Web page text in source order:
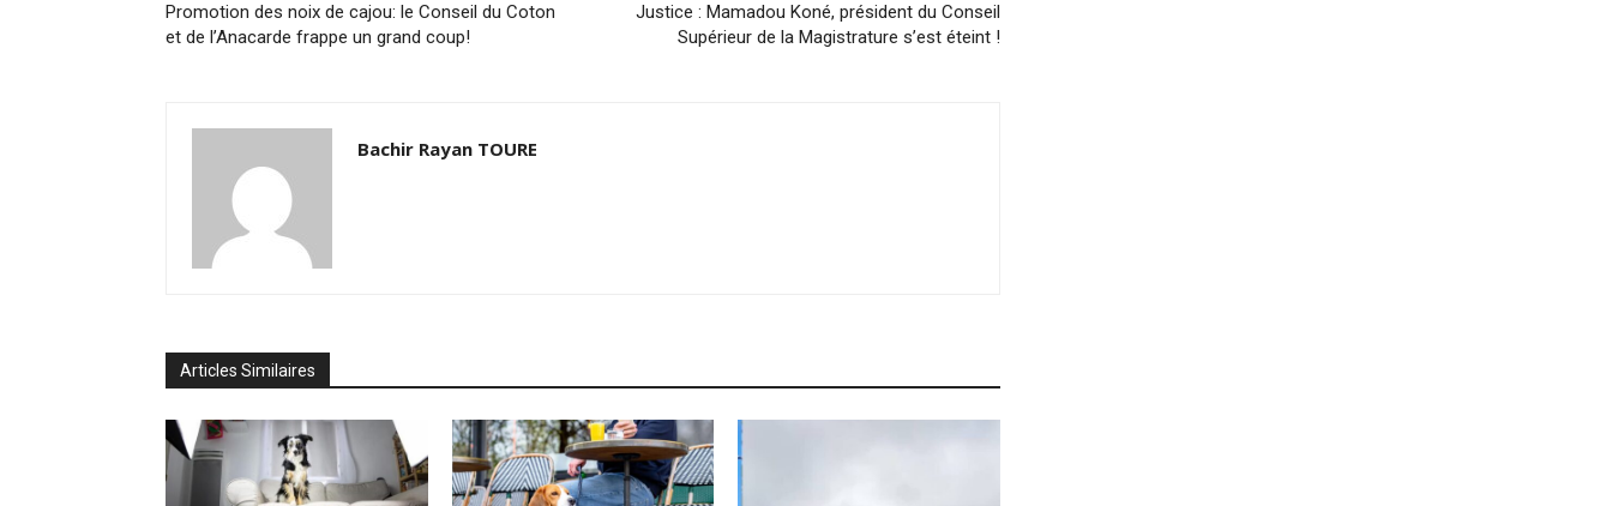
Promotion des noix de cajou: le Conseil du Coton
et de l’Anacarde frappe un grand coup!
Justice : Mamadou Koné, président du Conseil
Supérieur de la Magistrature s’est éteint !
Bachir Rayan TOURE
Articles Similaires